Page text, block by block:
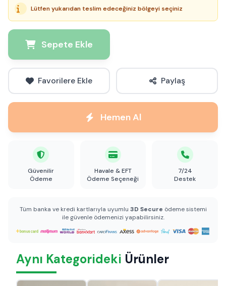
Lütfen yukarıdan teslim edeceğiniz bölgeyi seçiniz
Sepete Ekle
Favorilere Ekle Paylaş
Hemen Al
Güvenilir
Ödeme
Havale & EFT
Ödeme Seçeneği
7/24
Destek
Tüm banka ve kredi kartlarıyla uyumlu 3D Secure ödeme sistemi
ile güvenle ödemenizi yapabilirsiniz.
Aynı Kategorideki Ürünler